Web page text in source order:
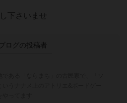
下さいませ
ログの投稿者